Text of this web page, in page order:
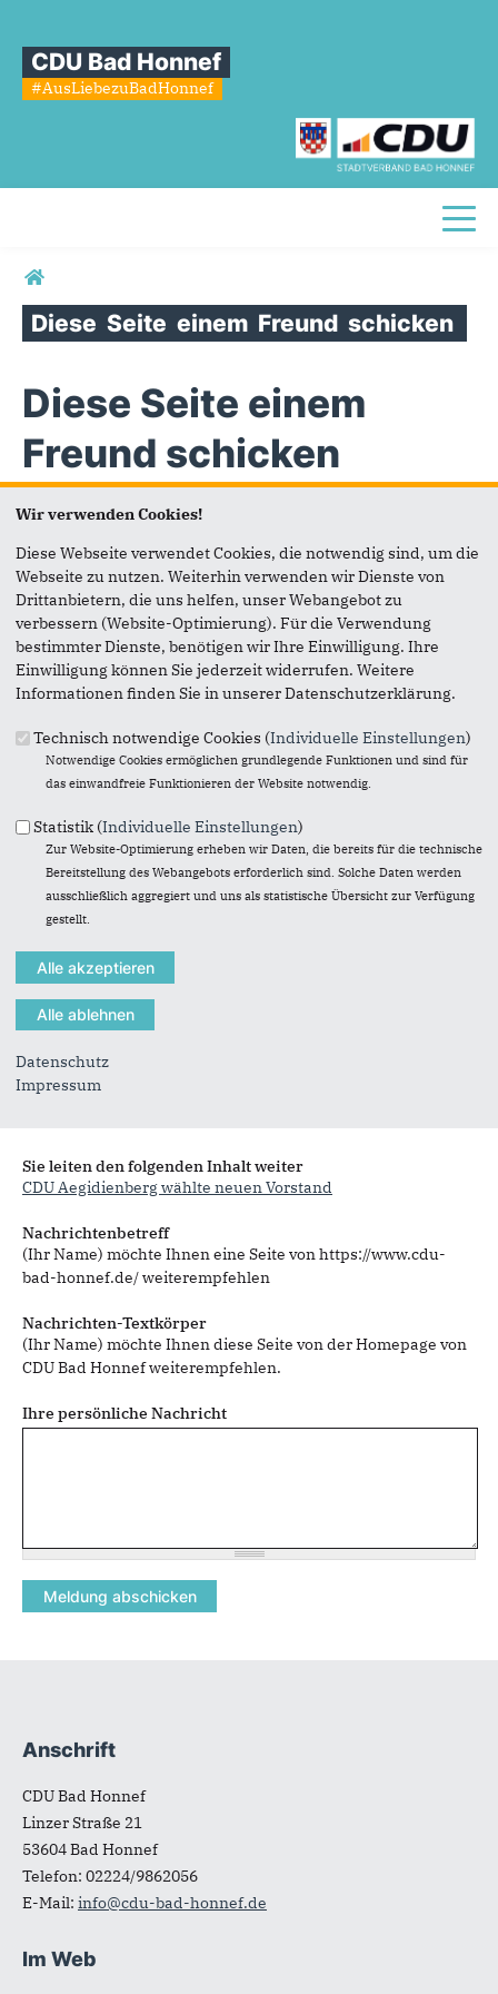
CDU Bad Honnef
#AusLiebezuBadHonnef
Sie sind hier
Diese Seite einem Freund schicken
Diese Seite einem
Freund schicken
Seite versenden
Vielen Dank, dass Sie die Inhalte unserer Homepage
weiterempfehlen.
Anmerkung: Ihre E-Mail-Adresse wird benötigt um die
Personen, denen Sie die Seite weiterempfehlen, zu
informieren, von wem die Empfehlung kommt, und dass es
Das mit * gekennzeichnete Feld ist ein Pflichtfeld.
Eigener Name*
Senden an*
Sie leiten den folgenden Inhalt weiter
CDU Aegidienberg wählte neuen Vorstand
Nachrichtenbetreff
(Ihr Name) möchte Ihnen eine Seite von https://www.cdu-
bad-honnef.de/ weiterempfehlen
Nachrichten-Textkörper
(Ihr Name) möchte Ihnen diese Seite von der Homepage von
CDU Bad Honnef weiterempfehlen.
Ihre persönliche Nachricht
Fußbereich
Anschrift
CDU Bad Honnef
Linzer Straße 21
53604Bad Honnef
Telefon: 02224/9862056
E-Mail: info@cdu-bad-honnef.de
Im Web
Wir verwenden Cookies!
Diese Webseite verwendet Cookies, die notwendig sind, um die
Webseite zu nutzen. Weiterhin verwenden wir Dienste von
Drittanbietern, die uns helfen, unser Webangebot zu
verbessern (Website-Optimierung). Für die Verwendung
bestimmter Dienste, benötigen wir Ihre Einwilligung. Ihre
Einwilligung können Sie jederzeit widerrufen. Weitere
Informationen finden Sie in unserer Datenschutzerklärung.
Technisch notwendige Cookies (Individuelle Einstellungen)
Notwendige Cookies ermöglichen grundlegende Funktionen und sind für
das einwandfreie Funktionieren der Website notwendig.
Statistik (Individuelle Einstellungen)
Zur Website-Optimierung erheben wir Daten, die bereits für die technische
Bereitstellung des Webangebots erforderlich sind. Solche Daten werden
ausschließlich aggregiert und uns als statistische Übersicht zur Verfügung
gestellt.
Datenschutz
Impressum